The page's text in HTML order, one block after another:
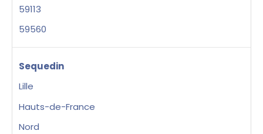
59113
59560
Sequedin
Lille
Hauts-de-France
Nord